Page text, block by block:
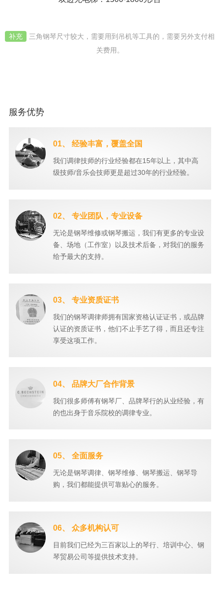
补充
三角钢琴尺寸较大，需要用到吊机等工具的，需要另外支付相
关费用。
服务优势
01、 经验丰富，覆盖全国
我们调律技师的行业经验都在15年以上，其中高
级技师/音乐会技师更是超过30年的行业经验。
02、 专业团队，专业设备
无论是钢琴维修或钢琴搬运，我们有更多的专业设
备、场地（工作室）以及技术后备，对我们的服务
给予最大的支持。
03、 专业资质证书
我们的钢琴调律师拥有国家资格认证证书，或品牌
认证的资质证书，他们不止手艺了得，而且还专注
享受这项工作。
04、 品牌大厂合作背景
我们很多师傅有钢琴厂、品牌琴行的从业经验，有
的也出身于音乐院校的调律专业。
05、 全面服务
无论是钢琴调律、钢琴维修、钢琴搬运、钢琴导
购，我们都能提供可靠贴心的服务。
06、 众多机构认可
目前我们已经为三百家以上的琴行、培训中心、钢
琴贸易公司等提供技术支持。